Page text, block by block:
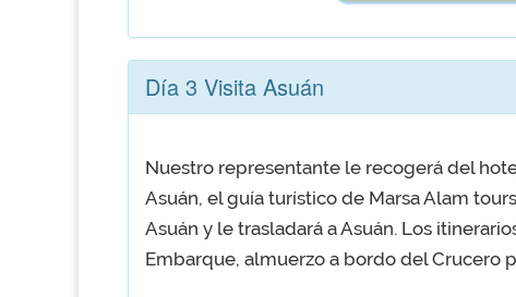
Día 3 Visita Asuán
Nuestro representante le recogerá del
Asuán, el guía turístico de Marsa Alam
Asuán y le trasladará a Asuán. Los
Embarque, almuerzo a bordo del Crucero